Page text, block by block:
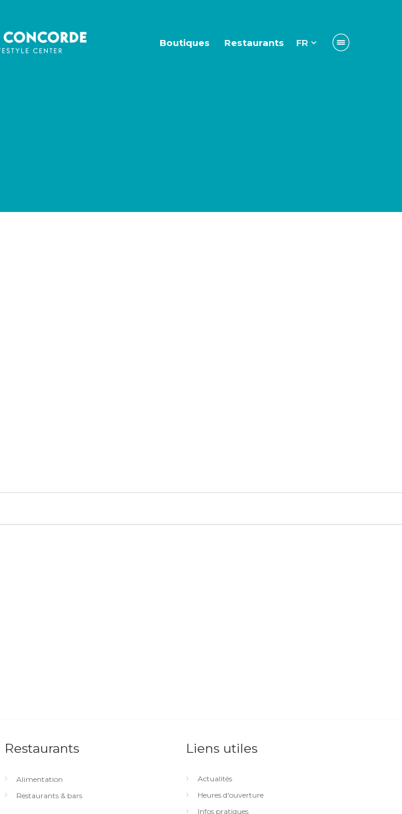
Boutiques Restaurants FR
Restaurants
Alimentation
Restaurants & bars
Liens utiles
Actualités
Heures d'ouverture
Infos pratiques